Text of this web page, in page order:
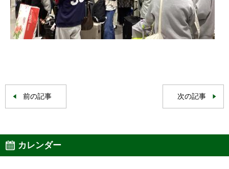
前の記事 次の記事
カレンダー